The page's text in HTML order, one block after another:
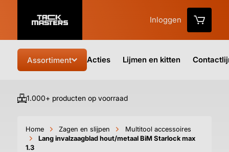
Inloggen
Assortiment Acties Lijmen en kitten
1.000+ producten op voorraad
Home Zagen en slijpen
Multitool accessoires
Lang invalzaagblad hout/metaal BiM Starlock max
1.3